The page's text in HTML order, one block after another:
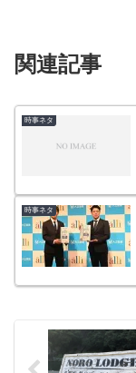
関連記事
時事ネタ
時事ネタ